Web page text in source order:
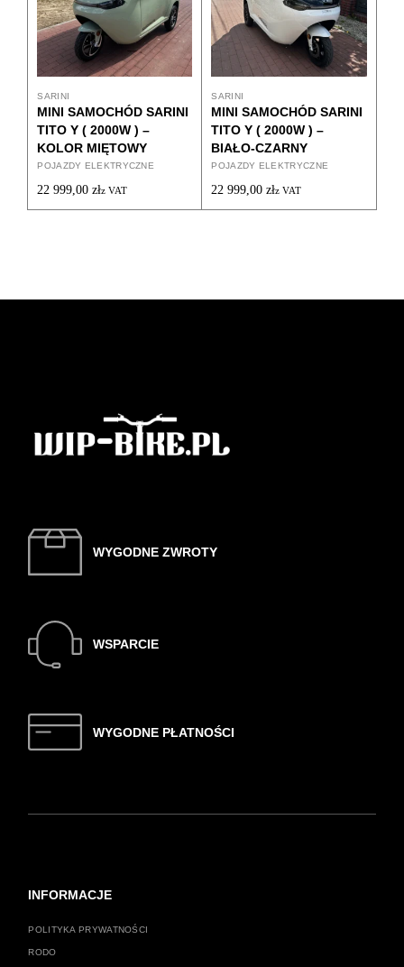
SARINI
MINI SAMOCHÓD SARINI
TITO Y ( 2000W ) –
KOLOR MIĘTOWY
POJAZDY ELEKTRYCZNE
22 999,00złz VAT
SARINI
MINI SAMOCHÓD SARINI
TITO Y ( 2000W ) –
BIAŁO-CZARNY
POJAZDY ELEKTRYCZNE
22 999,00złz VAT
WYGODNE ZWROTY
WSPARCIE
WYGODNE PŁATNOŚCI
INFORMACJE
POLITYKA PRYWATNOŚCI
RODO